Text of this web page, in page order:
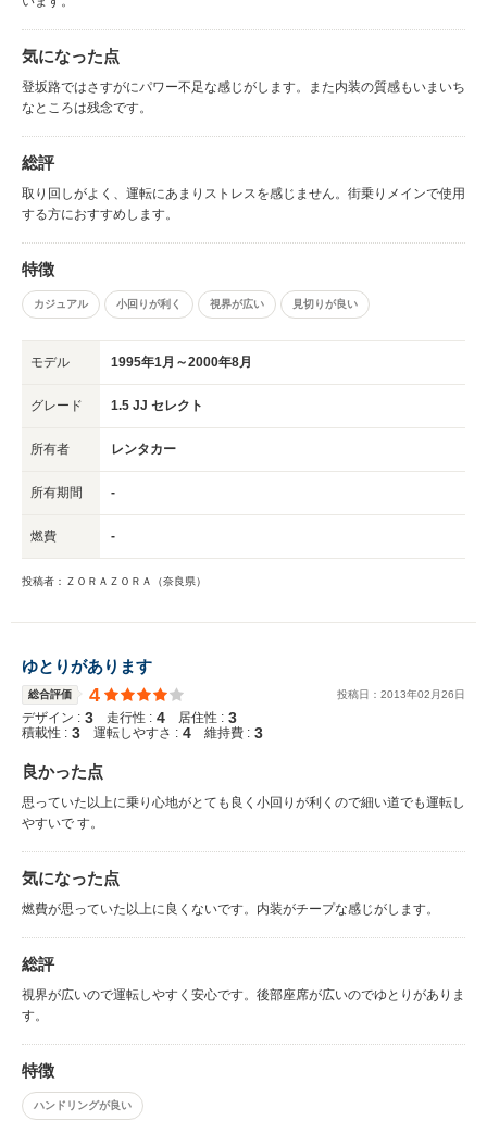
気になった点
登坂路ではさすがにパワー不足な感じがします。また内装の質感もいまいち
なところは残念です。
総評
取り回しがよく、運転にあまりストレスを感じません。街乗りメインで使用
する方におすすめします。
特徴
カジュアル 小回りが利く 視界が広い 見切りが良い
モデル 1995年1月～2000年8月
グレード 1.5 JJ セレクト
所有者 レンタカー
所有期間 -
燃費 -
投稿者：ＺＯＲＡＺＯＲＡ（奈良県）
ゆとりがあります
総合評価 4 投稿日： 2013年02 月26日
デザイン : 3 走行性 : 4 居住性 : 3
積載性 : 3 運転しやすさ : 4 維持費 : 3
良かった点
思っていた以上に乗り心地がとても良く小回りが利くので細い道でも運転し
やすいで す。
気になった点
燃費が思っていた以上に良くないです。内装がチープな感じがします。
総評
視界が広いので運転しやすく安心です。後部座席が広いのでゆとりがありま
す。
特徴
ハンドリングが良い